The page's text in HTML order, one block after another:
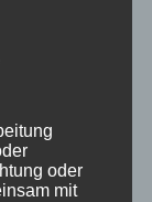
nicht
oder
mit